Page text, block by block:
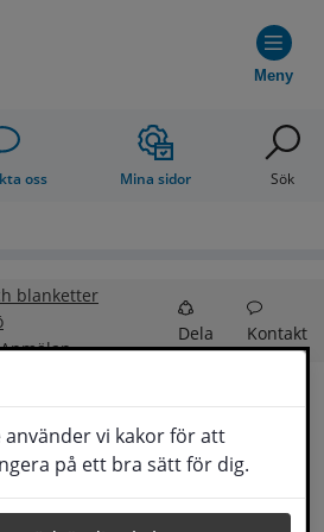
använder vi kakor för att
på ett bra sätt för dig.
Meny
oss Mina sidor Sök
blanketter
Dela Kontakt